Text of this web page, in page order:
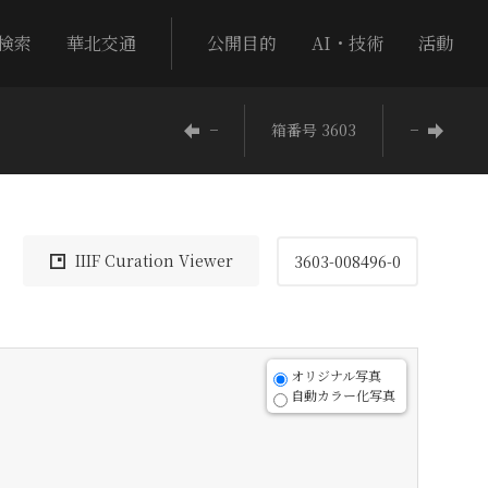
索 華北交通 公開目的 AI・技術 活動
− 箱番号 3603 −
IIIF Curation Viewer 3603-008496-0
オリジナル写真
自動カラー化写真